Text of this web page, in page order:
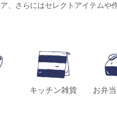
、さらにはセレクトアイテムや
キッチン雑貨 お弁